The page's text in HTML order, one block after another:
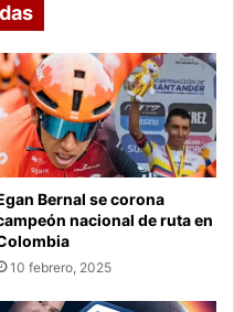
Bernal se corona
nacional de ruta en
10 febrero, 2025